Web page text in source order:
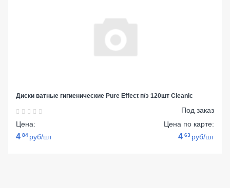
Диски ватные гигиенические Pure Effect п/э 120шт Cleanic
Под заказ
Цена:
4 84 руб/шт
Цена по карте:
4 63 руб/шт